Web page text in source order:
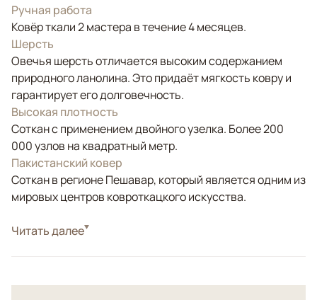
Ручная работа
Ковёр ткали 2 мастера в течение 4 месяцев.
Шерсть
Овечья шерсть отличается высоким содержанием
природного ланолина. Это придаёт мягкость ковру и
гарантирует его долговечность.
Высокая плотность
Соткан с применением двойного узелка. Более 200
000 узлов на квадратный метр.
Пакистанский ковер
Соткан в регионе Пешавар, который является одним из
мировых центров ковроткацкого искусства.
СтильКлассические
Читать далее